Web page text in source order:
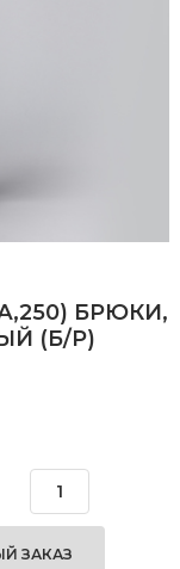
БРЮКИ,
(Б/Р)
ЗАКАЗ